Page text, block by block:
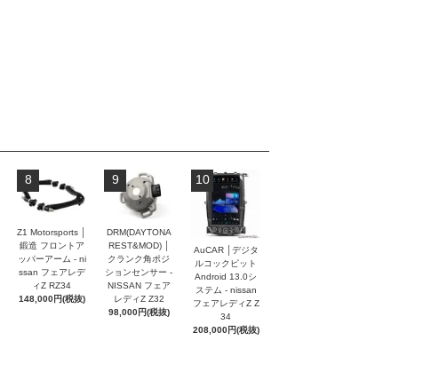
8
Z1 Motorsports │
鍛造 フロントア
ッパーアーム - ni
ssan フェアレデ
ィZ RZ34
148,000円(税抜)
9
DRM(DAYTONA
REST&MOD) │
クランク角ポジ
ションセンサー -
NISSAN フェア
レディZ Z32
98,000円(税抜)
10
AuCAR │デジタ
ルコックピット
Android 13.0シ
ステム - nissan
フェアレディZ Z
34
208,000円(税抜)